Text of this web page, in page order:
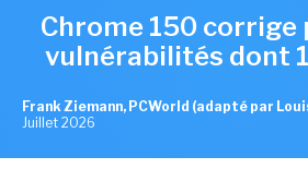
Chrome 150 corrige
vulnérabilités dont
Frank Ziemann, PCWorld (adapté par
Juillet 2026